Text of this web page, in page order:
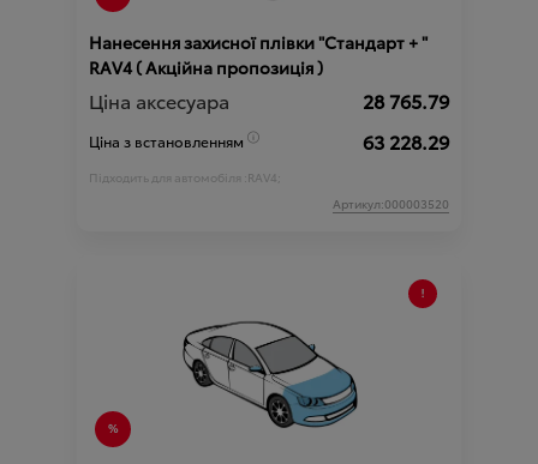
Нанесення захисної плівки "Стандарт + "
RAV4 ( Акційна пропозиція )
Ціна аксесуара 28 765.79
Ціна з встановленням 63 228.29
Підходить для автомобіля :RAV4;
Артикул:000003520